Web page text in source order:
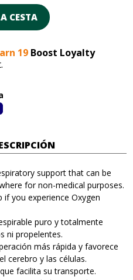
CESTA
19 Boost Loyalty
support that can be
for non-medical purposes.
if you experience Oxygen
puro y totalmente
ni propelentes.
más rápida y favorece
cerebro y las células.
facilita su transporte.